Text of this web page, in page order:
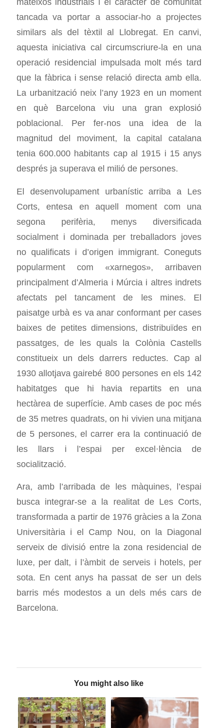
tancada va portar a associar-ho a projectes
similars als del tèxtil al Llobregat. En canvi,
aquesta iniciativa cal circumscriure-la en una
operació residencial impulsada molt més tard
que la fàbrica i sense relació directa amb ella.
La urbanització neix l’any 1923 en un moment
en què Barcelona viu una gran explosió
poblacional. Per fer-nos una idea de la
magnitud del moviment, la capital catalana
tenia 600.000 habitants cap al 1915 i 15 anys
després ja superava el milió de persones.
El desenvolupament urbanístic arriba a Les
Corts, entesa en aquell moment com una
segona perifèria, menys diversificada
socialment i dominada per treballadors joves
no qualificats i d’origen immigrant. Coneguts
popularment com «xarnegos», arribaven
principalment d’Almeria i Múrcia i altres indrets
afectats pel tancament de les mines. El
paisatge urbà es va anar conformant per cases
baixes de petites dimensions, distribuïdes en
passatges, de les quals la Colònia Castells
constitueix un dels darrers reductes. Cap al
1930 allotjava gairebé 800 persones en els 142
habitatges que hi havia repartits en una
hectàrea de superfície. Amb cases de poc més
de 35 metres quadrats, on hi vivien una mitjana
de 5 persones, el carrer era la continuació de
les llars i l’espai per excel·lència de
socialització.
Ara, amb l’arribada de les màquines, l’espai
busca integrar-se a la realitat de Les Corts,
transformada a partir de 1976 gràcies a la Zona
Universitària i el Camp Nou, on la Diagonal
serveix de divisió entre la zona residencial de
luxe, per dalt, i l’àmbit de serveis i hotels, per
sota. En cent anys ha passat de ser un dels
barris més modestos a un dels més cars de
Barcelona.
You might also like